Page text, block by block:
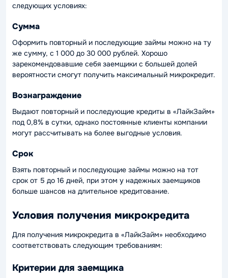
следующих условиях:
Сумма
Оформить повторный и последующие займы можно на ту
же сумму, с 1 000 до 30 000 рублей. Хорошо
зарекомендовавшие себя заемщики с большей долей
вероятности смогут получить максимальный микрокредит.
Вознаграждение
Выдают повторный и последующие кредиты в «ЛайкЗайм»
под 0,8% в сутки, однако постоянные клиенты компании
могут рассчитывать на более выгодные условия.
Срок
Взять повторный и последующие займы можно на тот
срок от 5 до 16 дней, при этом у надежных заемщиков
больше шансов на длительное кредитование.
Условия получения микрокредита
Для получения микрокредита в «ЛайкЗайм» необходимо
соответствовать следующим требованиям:
Критерии для заемщика